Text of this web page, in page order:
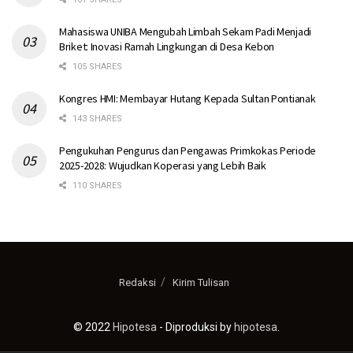
Mahasiswa UNIBA Mengubah Limbah Sekam Padi Menjadi
Briket: Inovasi Ramah Lingkungan di Desa Kebon
105 SHARES
Kongres HMI: Membayar Hutang Kepada Sultan Pontianak
143 SHARES
Pengukuhan Pengurus dan Pengawas Primkokas Periode
2025-2028: Wujudkan Koperasi yang Lebih Baik
110 SHARES
Redaksi Kirim Tulisan
© 2022 Hipotesa - Diproduksi by hipotesa.